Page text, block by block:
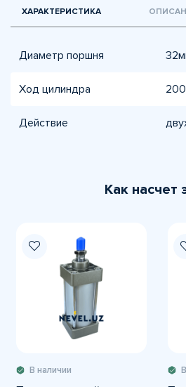
ХАРАКТЕРИСТИКА
Диаметр поршня
Ход цилиндра
Действие
Как насчет
В наличии